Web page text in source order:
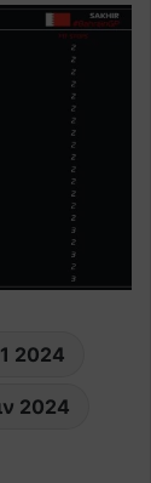
2024
2024